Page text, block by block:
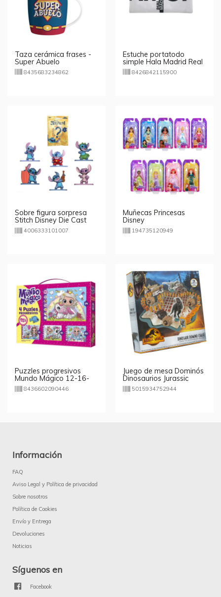
Taza cerámica frases -
Super Abuelo
8435683234862
Estuche portatodo
simple Hala Madrid Real
Madrid
8426842115900
Sobre figura sorpresa
Stitch Disney Die Cast
4006333101007
Muñecas Princesas
Disney
194735120949
Puzzles progresivos
Mundo Mágico 12-16-
20-24pzs
8436602090446
Juego de mesa Dominós
Dinosaurios Jurassic
World5015934752944
Información
FAQ
Aviso Legal y Política de privacidad
Sobre nosotros
Política de Cookies
Envío y Entrega
Devoluciones
Noticias
Síguenos en
Facebook